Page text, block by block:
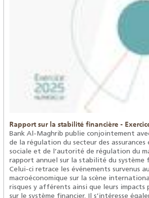
Rapport sur la stabilité financière -
Bank Al-Maghrib publie conjointement
de la régulation du secteur des assurances
sociale et de l’autorité de régulation du
rapport annuel sur la stabilité du système
Celui-ci retrace les événements survenus
macroéconomique sur la scène
risques y afférents ainsi que leurs impacts
sur le système financier. Il s’intéresse